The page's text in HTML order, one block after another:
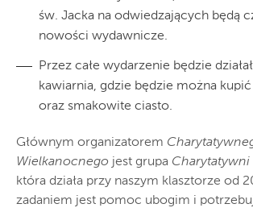
św. Jacka na odwiedzających będą
nowości wydawnicze.
Przez całe wydarzenie będzie
kawiarnia, gdzie będzie można
oraz smakowite ciasto.
Głównym organizatorem
Wielkanocnego jest grupa Charytatywni
która działa przy naszym klasztorze od
zadaniem jest pomoc ubogim i